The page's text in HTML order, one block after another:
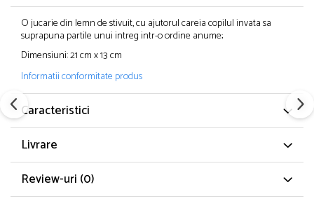
O jucarie din lemn de stivuit, cu ajutorul careia copilul invata sa
suprapuna partile unui intreg intr-o ordine anume;
Dimensiuni: 21 cm x 13 cm
Informatii conformitate produs
Caracteristici
Livrare
Review-uri (0)